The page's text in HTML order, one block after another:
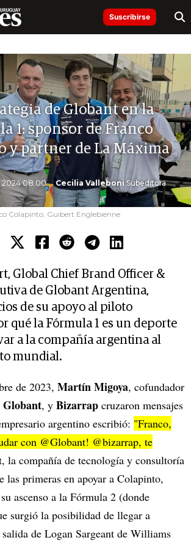
Suscribirse
de Globant en la
1: sponsor de Franco
y partner de La Máxima
08.00 Cecilia Valleboni Subeditora
Colapinto, Guibert Englebienne
Global Chief Brand Officer &
de Globant Argentina,
de su apoyo al piloto
qué la Fórmula 1 es un deporte
a la compañía argentina al
mundial.
de 2023, Martín Migoya, cofundador
Globant, y Bizarrap cruzaron mensajes
argentino escribió: "Franco,
con @Globant! @bizarrap, te
la compañía de tecnología y consultoría
las primeras en apoyar a Colapinto,
ascenso a la Fórmula 2 (donde
surgió la posibilidad de llegar a
de Logan Sargeant de Williams